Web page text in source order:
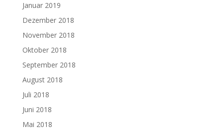
Januar 2019
Dezember 2018
November 2018
Oktober 2018
September 2018
August 2018
Juli 2018
Juni 2018
Mai 2018